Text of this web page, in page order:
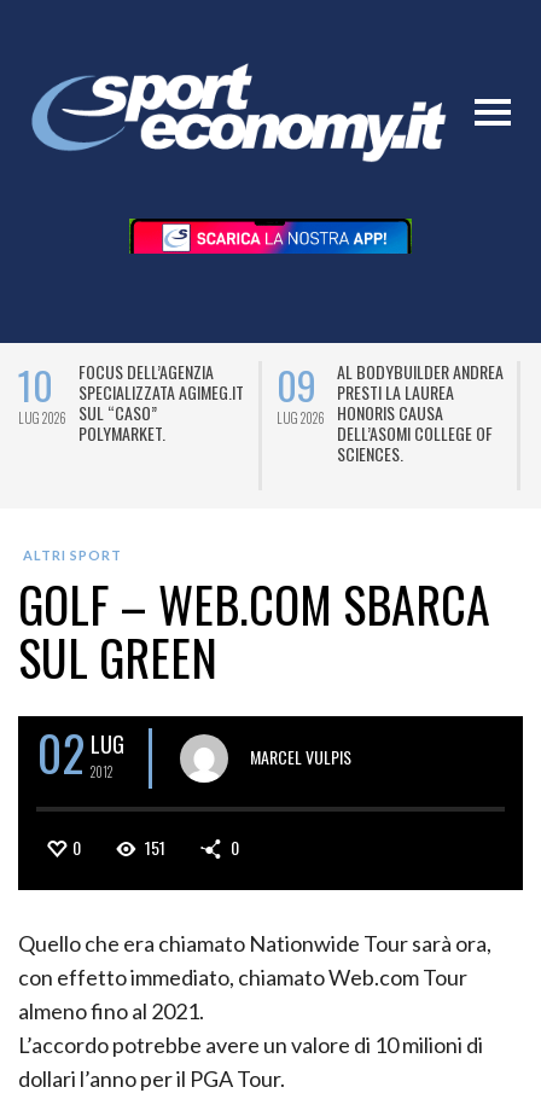
10
LUG 2026
FOCUS DELL’AGENZIA
SPECIALIZZATA AGIMEG.IT
SUL “CASO”
POLYMARKET.
09
LUG 2026
AL BODYBUILDER ANDREA
PRESTI LA LAUREA
HONORIS CAUSA
DELL’ASOMI COLLEGE OF
SCIENCES.
ALTRI SPORT
GOLF – WEB.COM SBARCA
SUL GREEN
02 LUG
2012
MARCEL VULPIS
0 151 0
Quello che era chiamato Nationwide Tour sarà ora,
con effetto immediato, chiamato Web.com Tour
almeno fino al 2021.
L’accordo potrebbe avere un valore di 10 milioni di
dollari l’anno per il PGA Tour.